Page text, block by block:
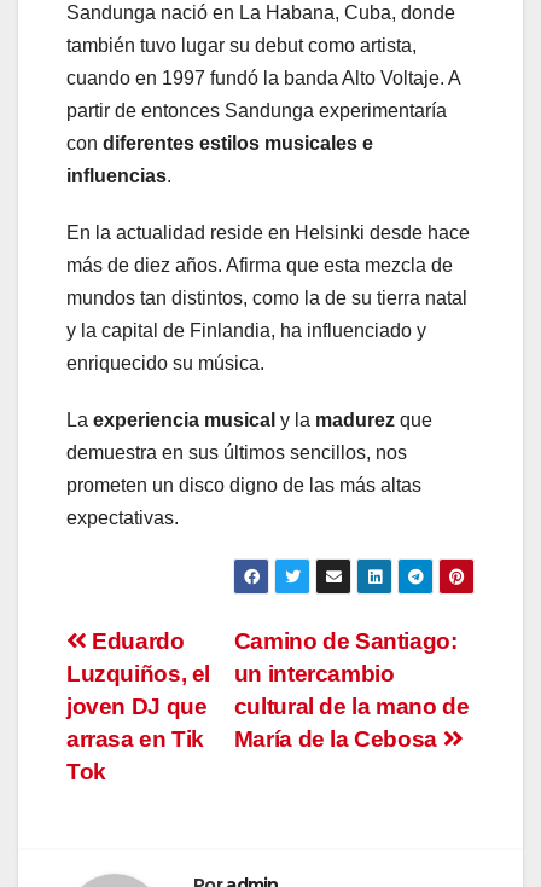
Sandunga nació en La Habana, Cuba, donde
también tuvo lugar su debut como artista,
cuando en 1997 fundó la banda Alto Voltaje. A
partir de entonces Sandunga experimentaría
con diferentes estilos musicales e
influencias.
En la actualidad reside en Helsinki desde hace
más de diez años. Afirma que esta mezcla de
mundos tan distintos, como la de su tierra natal
y la capital de Finlandia, ha influenciado y
enriquecido su música.
La experiencia musical y la madurez que
demuestra en sus últimos sencillos, nos
prometen un disco digno de las más altas
expectativas.
Navegación
de
entradas
Camino de Santiago:
un intercambio
cultural de la mano de
María de la Cebosa
Eduardo
Luzquiños, el
joven DJ que
arrasa en Tik
Tok